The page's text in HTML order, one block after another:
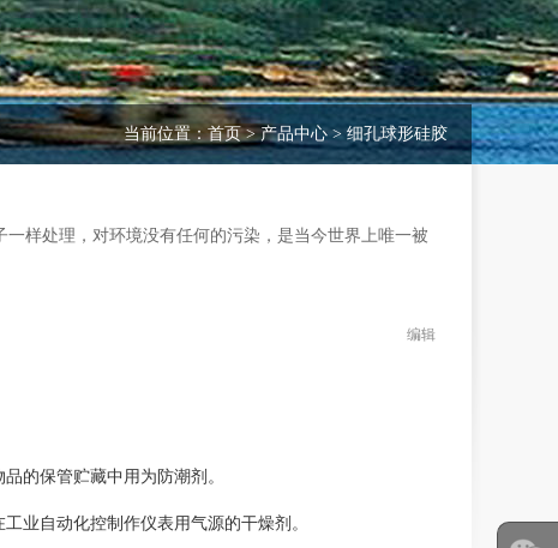
当前位置：首页>产品中心> 细孔球形硅胶
样处理，对环境没有任何的污染，是当今世界上唯一被
编辑
的保管贮藏中用为防潮剂。
业自动化控制作仪表用气源的干燥剂。